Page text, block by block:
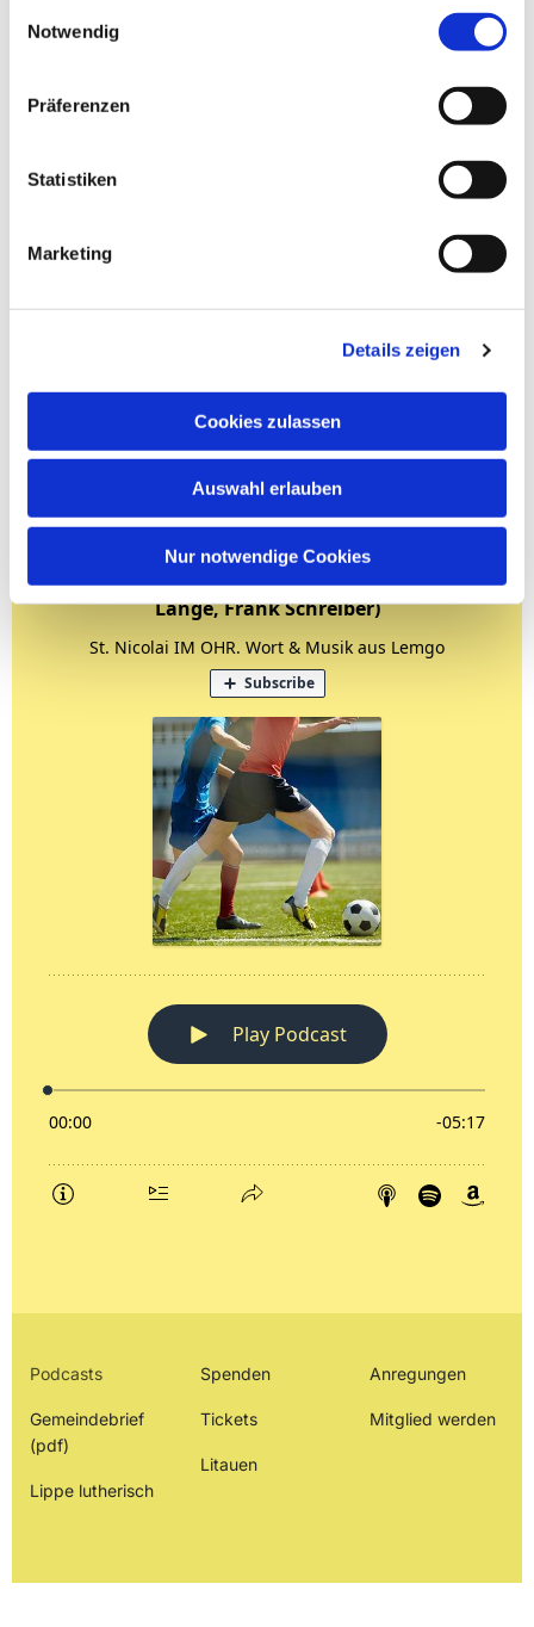
Notwendig
Präferenzen
Statistiken
Marketing
Details zeigen
Cookies zulassen
Auswahl erlauben
Nur notwendige Cookies
Podcasts
Gemeindebrief
(pdf)
Lippe lutherisch
Spenden
Tickets
Litauen
Anregungen
Mitglied werden